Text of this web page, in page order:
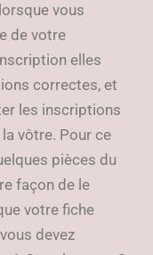
vous
de votre
elles
correctes, et
les inscriptions
vôtre. Pour ce
pièces du
façon de le
votre fiche
devez